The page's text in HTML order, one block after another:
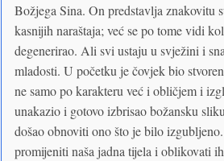
Božjega Sina. On predstavlja znakovitu
kasnijih naraštaja; već se po tome vidi
degenerirao. Ali svi ustaju u svježini i
mladosti. U početku je čovjek bio
ne samo po karakteru već i obličjem i
unakazio i gotovo izbrisao božansku
došao obnoviti ono što je bilo
promijeniti naša jadna tijela i oblikovati